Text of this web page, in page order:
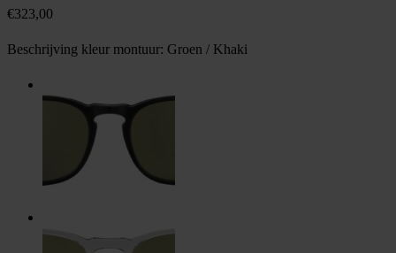
€323,00
Beschrijving kleur montuur: Groen / Khaki